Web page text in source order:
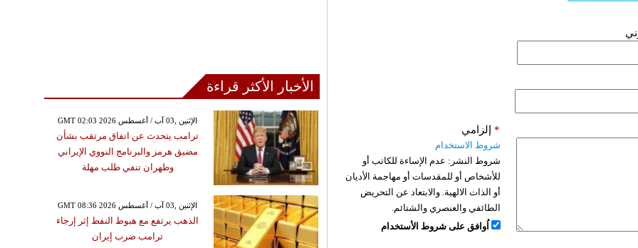
إلزامي *
شروط الاستخدام
شروط النشر: عدم الإساءة للكاتب أو
للأشخاص أو للمقدسات أو مهاجمة الأديان
أو الذات الالهية. والابتعاد عن التحريض
الطائفي والعنصري والشتائم.
اُوافق على شروط الأستخدام
الأخبار الأكثر قراءة
GMT 02:03 2026 الإثنين ,03 آب / أغسطس
ترامب يتحدث عن اتفاق مرتقب بشأن
مضيق هرمز والبرنامج النووي الإيراني
وطهران تنفي طلب مهلة
GMT 08:36 2026 الإثنين ,03 آب / أغسطس
الذهب يرتفع مع هبوط النفط إثر إرجاء
ترامب ضرب إيران